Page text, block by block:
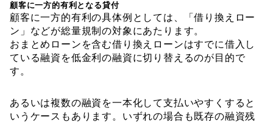
顧客に一方的有利となる貸付
顧客に一方的有利の具体例としては、「借り換えロー
ン」などが総量規制の対象にあたります。
おまとめローンを含む借り換えローンはすでに借入し
ている融資を低金利の融資に切り替えるのが目的で
す。
あるいは複数の融資を一本化して支払いやすくすると
いうケースもあります。いずれの場合も既存の融資残